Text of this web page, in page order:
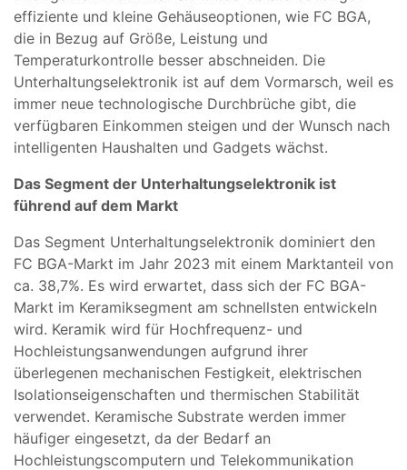
effiziente und kleine Gehäuseoptionen, wie FC BGA,
die in Bezug auf Größe, Leistung und
Temperaturkontrolle besser abschneiden. Die
Unterhaltungselektronik ist auf dem Vormarsch, weil es
immer neue technologische Durchbrüche gibt, die
verfügbaren Einkommen steigen und der Wunsch nach
intelligenten Haushalten und Gadgets wächst.
Das Segment der Unterhaltungselektronik ist
führend auf dem Markt
Das Segment Unterhaltungselektronik dominiert den
FC BGA-Markt im Jahr 2023 mit einem Marktanteil von
ca. 38,7%. Es wird erwartet, dass sich der FC BGA-
Markt im Keramiksegment am schnellsten entwickeln
wird. Keramik wird für Hochfrequenz- und
Hochleistungsanwendungen aufgrund ihrer
überlegenen mechanischen Festigkeit, elektrischen
Isolationseigenschaften und thermischen Stabilität
verwendet. Keramische Substrate werden immer
häufiger eingesetzt, da der Bedarf an
Hochleistungscomputern und Telekommunikation